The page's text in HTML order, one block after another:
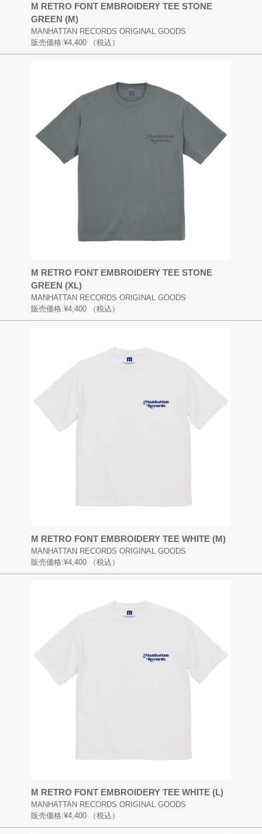
M RETRO FONT EMBROIDERY TEE STONE
GREEN (M)
MANHATTAN RECORDS ORIGINAL GOODS
販売価格:¥4,400 （税込）
M RETRO FONT EMBROIDERY TEE STONE
GREEN (XL)
MANHATTAN RECORDS ORIGINAL GOODS
販売価格:¥4,400 （税込）
M RETRO FONT EMBROIDERY TEE WHITE (M)
MANHATTAN RECORDS ORIGINAL GOODS
販売価格:¥4,400 （税込）
M RETRO FONT EMBROIDERY TEE WHITE (L)
MANHATTAN RECORDS ORIGINAL GOODS
販売価格:¥4,400 （税込）